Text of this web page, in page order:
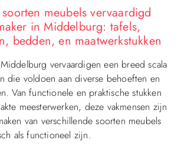
meubels vervaardigd
in Middelburg: tafels,
bedden, en maatwerkstukken
vervaardigen een breed scala
die voldoen aan diverse behoeften en
Van functionele en praktische stukken
meesterwerken, deze vakmensen zijn
van verschillende soorten meubels
als functioneel zijn.